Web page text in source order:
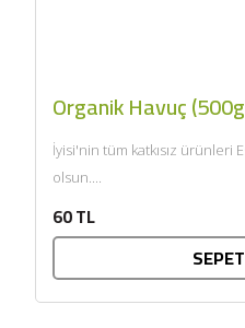
Organik Havuç
İyisi'nin tüm katkısız ürünleri
olsun....
60 TL